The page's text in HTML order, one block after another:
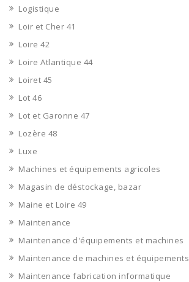
Logistique
Loir et Cher 41
Loire 42
Loire Atlantique 44
Loiret 45
Lot 46
Lot et Garonne 47
Lozère 48
Luxe
Machines et équipements agricoles
Magasin de déstockage, bazar
Maine et Loire 49
Maintenance
Maintenance d'équipements et machines
Maintenance de machines et équipements
Maintenance fabrication informatique